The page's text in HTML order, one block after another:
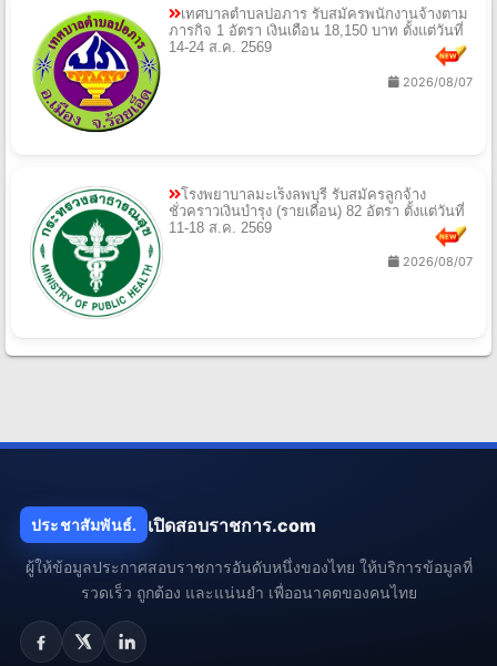
เทศบาลตำบลปอภาร รับสมัครพนักงานจ้างตาม
ภารกิจ 1 อัตรา เงินเดือน 18,150 บาท ตั้งแต่วันที่
14-24 ส.ค. 2569
2026/08/07
โรงพยาบาลมะเร็งลพบุรี รับสมัครลูกจ้าง
ชั่วคราวเงินบำรุง (รายเดือน) 82 อัตรา ตั้งแต่วันที่
11-18 ส.ค. 2569
2026/08/07
ประชาสัมพันธ์. เปิดสอบราชการ.com
ผู้ให้ข้อมูลประกาศสอบราชการอันดับหนึ่งของไทย ให้บริการข้อมูลที่
รวดเร็ว ถูกต้อง และแน่นยำ เพื่ออนาคตของคนไทย